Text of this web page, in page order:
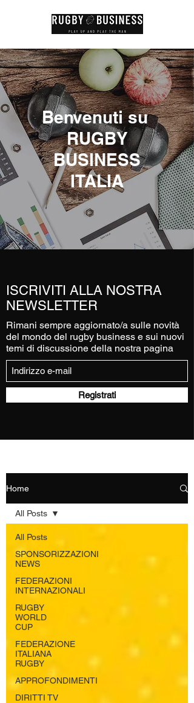
Benvenuti su
RUGBY
BUSINESS
ITALIA
ISCRIVITI ALLA NOSTRA
NEWSLETTER
Rimani sempre aggiornato/a sulle novità
del mondo del rugby business e sui nuovi
temi di discussione della nostra pagina
Registrati
Home
All Posts
SPONSORIZZAZIONI
NEWS
FEDERAZIONI
INTERNAZIONALI
RUGBY
WORLD
CUP
FEDERAZIONE
ITALIANA
RUGBY
APPROFONDIMENTI
DIRITTI TV
All Posts